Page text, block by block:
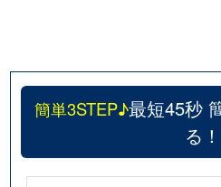
簡単3STEP♪最短45秒
る！